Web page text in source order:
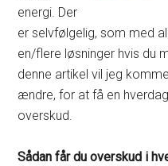
energi. Der
er selvfølgelig, som med
en/flere løsninger hvis du
denne artikel vil jeg
ændre, for at få en
overskud.
Sådan får du overskud i